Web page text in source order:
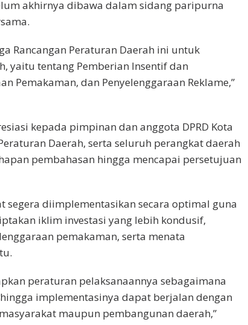
akhirnya dibawa dalam sidang paripurna
Rancangan Peraturan Daerah ini untuk
yaitu tentang Pemberian Insentif dan
Pemakaman, dan Penyelenggaraan Reklame,”
kepada pimpinan dan anggota DPRD Kota
Daerah, serta seluruh perangkat daerah
pembahasan hingga mencapai persetujuan
segera diimplementasikan secara optimal guna
iklim investasi yang lebih kondusif,
pemakaman, serta menata
peraturan pelaksanaannya sebagaimana
implementasinya dapat berjalan dengan
maupun pembangunan daerah,”